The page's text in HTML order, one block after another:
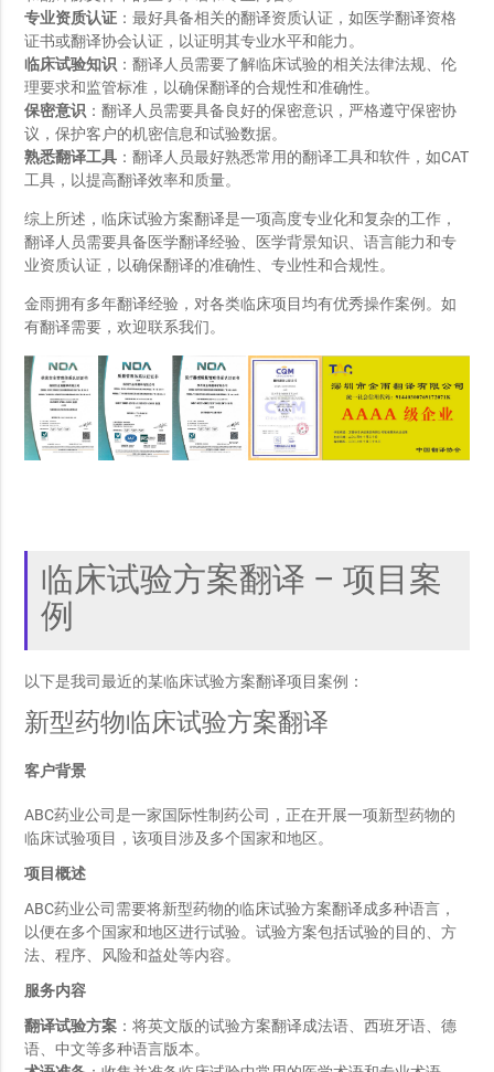
专业资质认证 ：最好具备相关的翻译资质认证，如医学翻译资格
证书或翻译协会认证，以证明其专业水平和能力。
临床试验知识 ：翻译人员需要了解临床试验的相关法律法规、伦
理要求和监管标准，以确保翻译的合规性和准确性。
保密意识 ：翻译人员需要具备良好的保密意识，严格遵守保密协
议，保护客户的机密信息和试验数据。
熟悉翻译工具 ：翻译人员最好熟悉常用的翻译工具和软件，如CAT
工具，以提高翻译效率和质量。
综上所述，临床试验方案翻译是一项高度专业化和复杂的工作，
翻译人员需要具备医学翻译经验、医学背景知识、语言能力和专
业资质认证，以确保翻译的准确性、专业性和合规性。
金雨拥有多年翻译经验，对各类临床项目均有优秀操作案例。如
有翻译需要，欢迎联系我们。
临床试验方案翻译 – 项目案
例
以下是我司最近的某临床试验方案翻译项目案例：
新型药物临床试验方案翻译
客户背景
ABC药业公司是一家国际性制药公司，正在开展一项新型药物的
临床试验项目，该项目涉及多个国家和地区。
项目概述
ABC药业公司需要将新型药物的临床试验方案翻译成多种语言，
以便在多个国家和地区进行试验。试验方案包括试验的目的、方
法、程序、风险和益处等内容。
服务内容
翻译试验方案 ：将英文版的试验方案翻译成法语、西班牙语、德
语、中文等多种语言版本。